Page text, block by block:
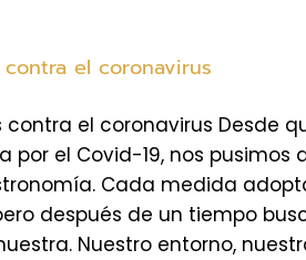
el coronavirus
contra el coronavirus Desde
por el Covid-19, nos
Cada medida
después de un tiempo
Nuestro entorno,